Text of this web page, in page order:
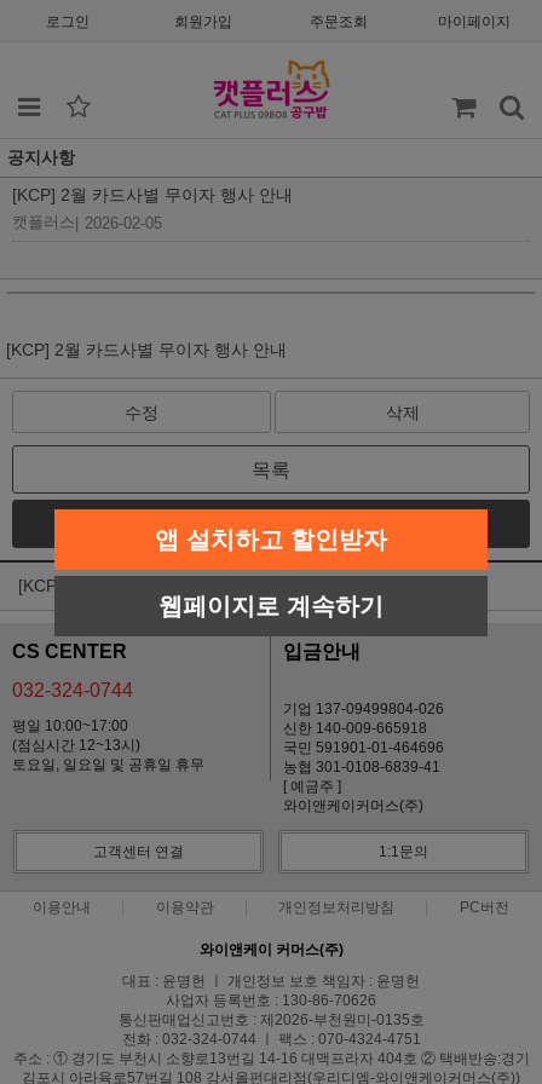
로그인 회원가입 주문조회 마이페이지
공지사항
[KCP] 2월 카드사별 무이자 행사 안내
캣플러스 2026-02-05
[KCP] 2월 카드사별 무이자 행사 안내
수정 삭제
목록
글쓰기
[KCP] 2월 카드사별 무이자 행사 안내
CS CENTER
032-324-0744
평일 10:00~17:00
(점심시간 12~13시)
토요일, 일요일 및 공휴일 휴무
입금안내
기업 137-09499804-026
신한 140-009-665918
국민 591901-01-464696
농협 301-0108-6839-41
[ 예금주 ]
와이앤케이커머스(주)
고객센터 연결 1:1문의
이용안내 이용약관 개인정보처리방침 PC버전
와이앤케이 커머스(주)
대표 : 윤명헌 ㅣ 개인정보 보호 책임자 : 윤명헌
사업자 등록번호 : 130-86-70626
통신판매업신고번호 : 제2026-부천원미-0135호
전화 : 032-324-0744 ㅣ 팩스 : 070-4324-4751
주소 : ① 경기도 부천시 소향로13번길 14-16 대맥프라자 404호 ② 택배반송:경기
김포시 아라육로57번길 108 강서올펀대리점(우리디엠-와이앤케이커머스(주))
앱 설치하고 할인받자
웹페이지로 계속하기